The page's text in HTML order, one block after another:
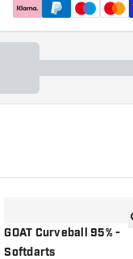
hinzufügen
GOAT Curveball 95% -
Softdarts